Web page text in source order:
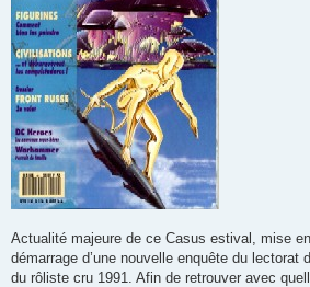
Actualité majeure de ce Casus estival, mise
démarrage d’une nouvelle enquête du lectorat
du rôliste cru 1991. Afin de retrouver avec